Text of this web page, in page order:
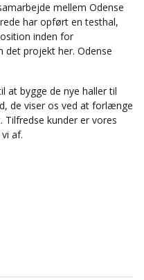
mellem Odense
har opført en testhal,
inden for
det projekt her. Odense
at bygge de nye haller til
de viser os ved at forlænge
kunder er vores
af.